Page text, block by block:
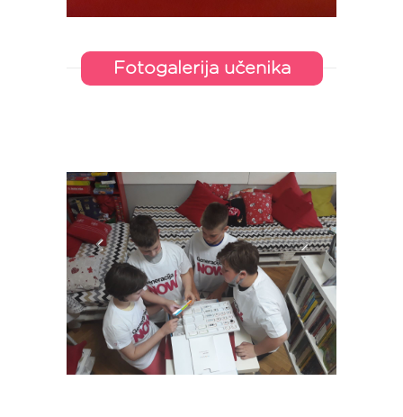
Fotogalerija učenika